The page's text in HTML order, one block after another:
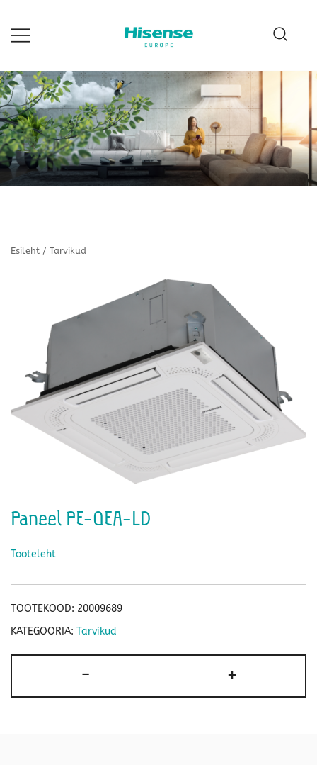
content
Esileht / Tarvikud
Paneel PE-QEA-LD
Tooteleht
TOOTEKOOD: 20009689
KATEGOORIA: Tarvikud
-
QEA-
+